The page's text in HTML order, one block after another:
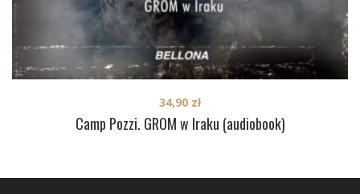
Camp Pozzi. GROM w Iraku (audiobook)
34,90 zł